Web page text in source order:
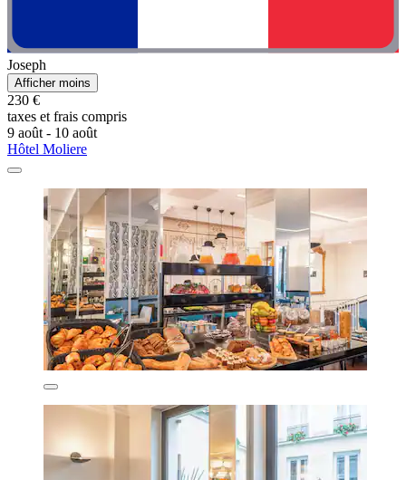
Joseph
Afficher moins
230 €
taxes et frais compris
9 août - 10 août
Hôtel Moliere